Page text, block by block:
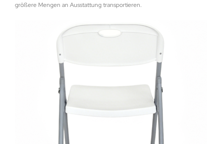
größere Mengen an Ausstattung transportieren.